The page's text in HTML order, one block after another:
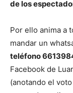
de los
Por ello anima a
mandar un
teléfono
Facebook de Luar
(anotando el